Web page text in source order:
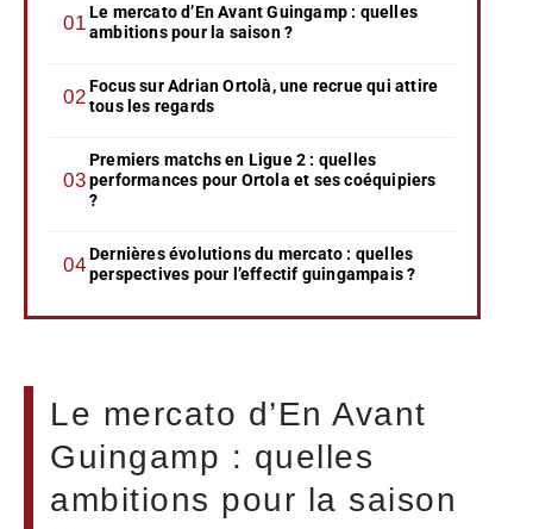
Le mercato d’En Avant Guingamp : quelles
ambitions pour la saison ?
Focus sur Adrian Ortolà, une recrue qui attire
tous les regards
Premiers matchs en Ligue 2 : quelles
performances pour Ortola et ses coéquipiers
?
Dernières évolutions du mercato : quelles
perspectives pour l’effectif guingampais ?
Le mercato d’En Avant
Guingamp : quelles
ambitions pour la saison